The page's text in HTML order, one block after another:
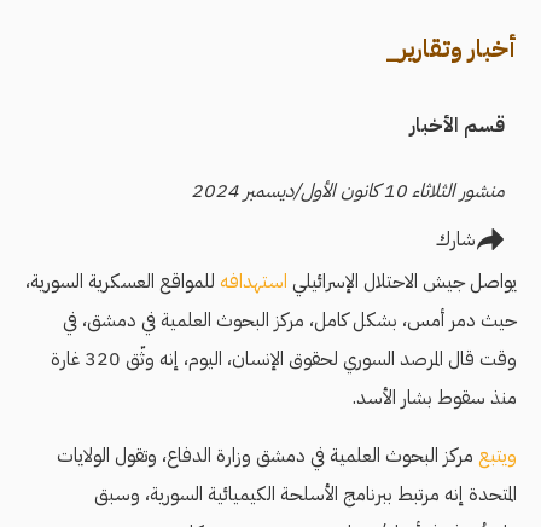
أخبار وتقارير_
قسم الأخبار
منشور الثلاثاء 10 كانون الأول/ديسمبر 2024
شارك
يواصل جيش الاحتلال الإسرائيلي استهدافه للمواقع العسكرية السورية،
حيث دمر أمس، بشكل كامل، مركز البحوث العلمية في دمشق، في
وقت قال المرصد السوري لحقوق الإنسان، اليوم، إنه وثّق 320 غارة
منذ سقوط بشار الأسد.
ويتبع مركز البحوث العلمية في دمشق وزارة الدفاع، وتقول الولايات
المتحدة إنه مرتبط ببرنامج الأسلحة الكيميائية السورية، وسبق